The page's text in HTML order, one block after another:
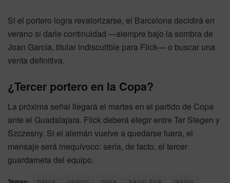
Si el portero logra revalorizarse, el Barcelona decidirá en
verano si darle continuidad —siempre bajo la sombra de
Joan García, titular indiscutible para Flick— o buscar una
venta definitiva.
¿Tercer portero en la Copa?
La próxima señal llegará el martes en el partido de Copa
ante el Guadalajara. Flick deberá elegir entre Ter Stegen y
Szczesny. Si el alemán vuelve a quedarse fuera, el
mensaje será inequívoco: sería, de facto, el tercer
guardameta del equipo.
barca cesion copa hansi flick lesion